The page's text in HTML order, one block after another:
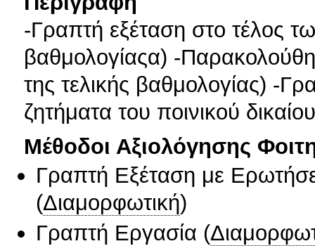
-Γραπτή εξέταση στο τέλος
βαθμολογίαςα) -
της τελικής βαθμολογίας) -
ζητήματα του ποινικού
Μέθοδοι Αξιολόγησης
Γραπτή Εξέταση με
(Διαμορφωτική)
Γραπτή Εργασία (